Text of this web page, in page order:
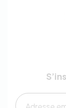
Adresse email*